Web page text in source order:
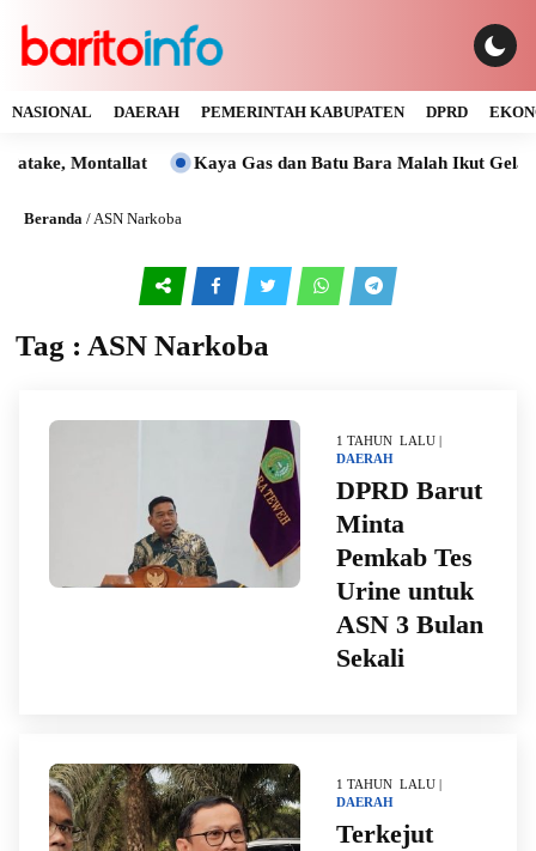
NASIONAL DAERAH PEMERINTAH KABUPATEN DPRD
Montallat Kaya Gas dan Batu Bara Malah Ikut Gelap,
Beranda /ASN Narkoba
Tag : ASN Narkoba
1 TAHUN LALU |
DAERAH
DPRD Barut
Minta
Pemkab Tes
Urine untuk
ASN 3 Bulan
Sekali
1 TAHUN LALU |
DAERAH
Terkejut